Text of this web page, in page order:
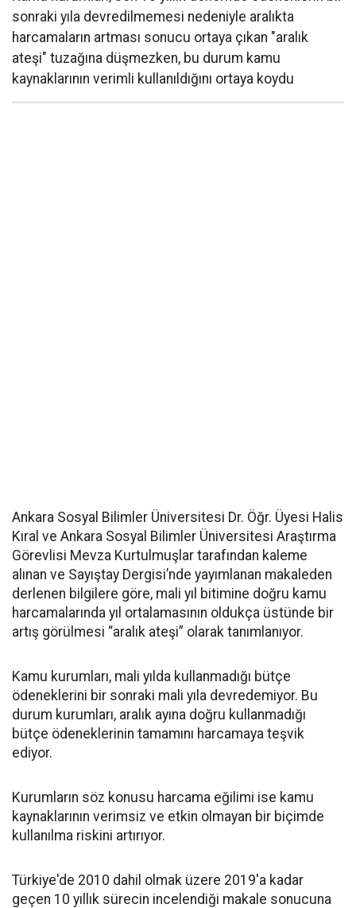
sonraki yıla devredilmemesi nedeniyle aralıkta
harcamaların artması sonucu ortaya çıkan "aralık
ateşi" tuzağına düşmezken, bu durum kamu
kaynaklarının verimli kullanıldığını ortaya koydu
Ankara Sosyal Bilimler Üniversitesi Dr. Öğr. Üyesi Halis
Kıral ve Ankara Sosyal Bilimler Üniversitesi Araştırma
Görevlisi Mevza Kurtulmuşlar tarafından kaleme
alınan ve Sayıştay Dergisi’nde yayımlanan makaleden
derlenen bilgilere göre, mali yıl bitimine doğru kamu
harcamalarında yıl ortalamasının oldukça üstünde bir
artış görülmesi “aralık ateşi” olarak tanımlanıyor.
Kamu kurumları, mali yılda kullanmadığı bütçe
ödeneklerini bir sonraki mali yıla devredemiyor. Bu
durum kurumları, aralık ayına doğru kullanmadığı
bütçe ödeneklerinin tamamını harcamaya teşvik
ediyor.
Kurumların söz konusu harcama eğilimi ise kamu
kaynaklarının verimsiz ve etkin olmayan bir biçimde
kullanılma riskini artırıyor.
Türkiye'de 2010 dahil olmak üzere 2019'a kadar
geçen 10 yıllık sürecin incelendiği makale sonucuna